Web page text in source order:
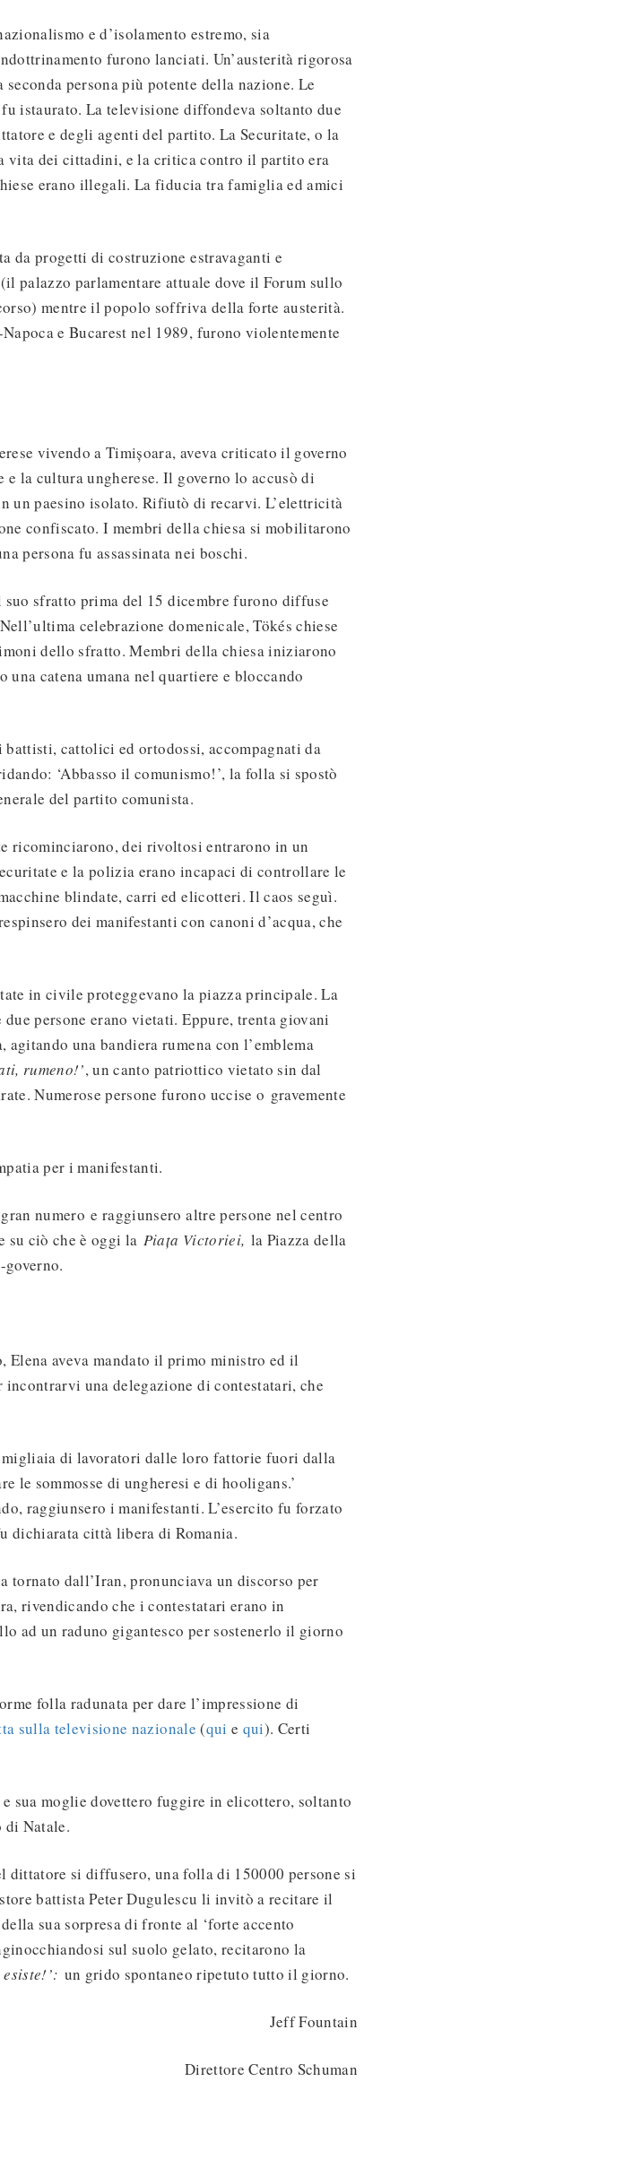
e d’isolamento estremo, sia
furono lanciati. Un’austerità rigorosa
persona più potente della nazione. Le
istaurato. La televisione diffondeva soltanto due
e degli agenti del partito. La Securitate, o la
vita dei cittadini, e la critica contro il partito era
erano illegali. La fiducia tra famiglia ed amici
da progetti di costruzione estravaganti e
palazzo parlamentare attuale dove il Forum sullo
mentre il popolo soffriva della forte austerità.
e Bucarest nel 1989, furono violentemente
vivendo a Timișoara, aveva criticato il governo
la cultura ungherese. Il governo lo accusò di
un paesino isolato. Rifiutò di recarvi. L’elettricità
confiscato. I membri della chiesa si mobilitarono
persona fu assassinata nei boschi.
sfratto prima del 15 dicembre furono diffuse
celebrazione domenicale, Tökés chiese
dello sfratto. Membri della chiesa iniziarono
catena umana nel quartiere e bloccando
cattolici ed ortodossi, accompagnati da
‘Abbasso il comunismo!’, la folla si spostò
del partito comunista.
ricominciarono, dei rivoltosi entrarono in un
e la polizia erano incapaci di controllare le
blindate, carri ed elicotteri. Il caos seguì.
dei manifestanti con canoni d’acqua, che
in civile proteggevano la piazza principale. La
persone erano vietati. Eppure, trenta giovani
una bandiera rumena con l’emblema
rumeno!’, un canto patriottico vietato sin dal
Numerose persone furono uccise o gravemente
per i manifestanti.
numero e raggiunsero altre persone nel centro
su ciò che è oggi la Piața Victoriei, la Piazza della
Elena aveva mandato il primo ministro ed il
una delegazione di contestatari, che
di lavoratori dalle loro fattorie fuori dalla
le sommosse di ungheresi e di hooligans.’
raggiunsero i manifestanti. L’esercito fu forzato
dichiarata città libera di Romania.
tornato dall’Iran, pronunciava un discorso per
rivendicando che i contestatari erano in
ad un raduno gigantesco per sostenerlo il giorno
folla radunata per dare l’impressione di
sulla televisione nazionale (qui e qui). Certi
sua moglie dovettero fuggire in elicottero, soltanto
di Natale.
dittatore si diffusero, una folla di 150000 persone si
battista Peter Dugulescu li invitò a recitare il
sua sorpresa di fronte al ‘forte accento
sul suolo gelato, recitarono la
un grido spontaneo ripetuto tutto il giorno.
Jeff Fountain
Direttore Centro Schuman